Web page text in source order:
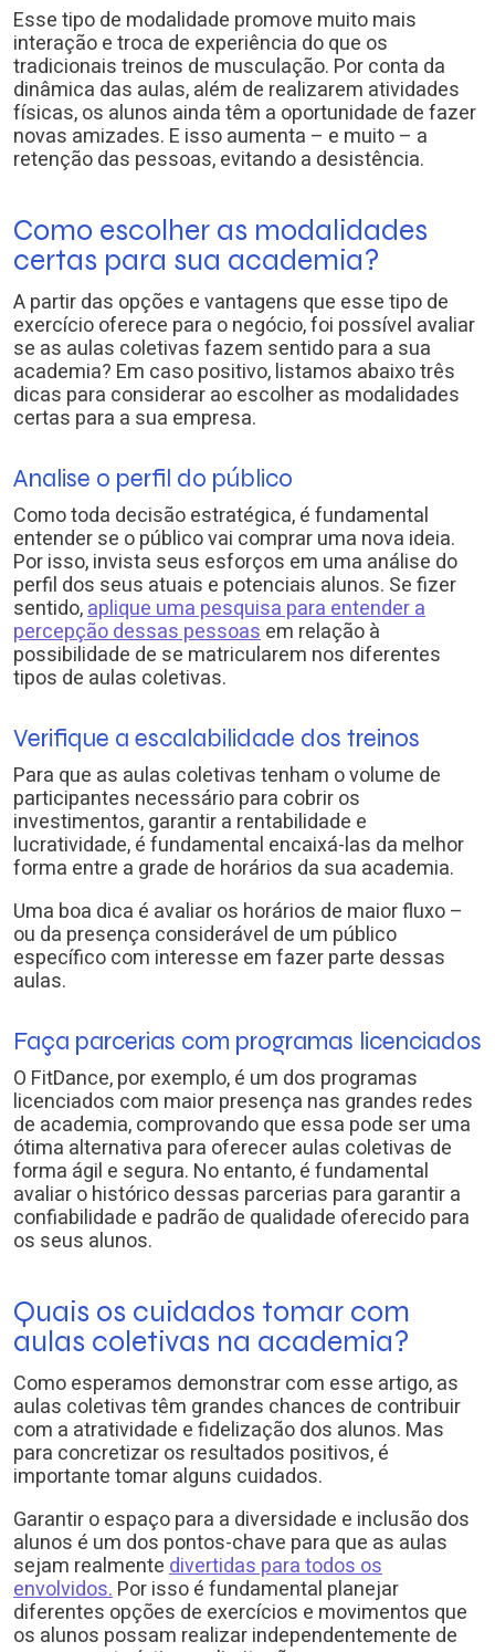
Esse tipo de modalidade promove muito mais
interação e troca de experiência do que os
tradicionais treinos de musculação. Por conta da
dinâmica das aulas, além de realizarem atividades
físicas, os alunos ainda têm a oportunidade de fazer
novas amizades. E isso aumenta – e muito – a
retenção das pessoas, evitando a desistência.
Como escolher as modalidades
certas para sua academia?
A partir das opções e vantagens que esse tipo de
exercício oferece para o negócio, foi possível avaliar
se as aulas coletivas fazem sentido para a sua
academia? Em caso positivo, listamos abaixo três
dicas para considerar ao escolher as modalidades
certas para a sua empresa.
Analise o perfil do público
Como toda decisão estratégica, é fundamental
entender se o público vai comprar uma nova ideia.
Por isso, invista seus esforços em uma análise do
perfil dos seus atuais e potenciais alunos. Se fizer
sentido,aplique uma pesquisa para entender a
percepção dessas pessoasem relação à
possibilidade de se matricularem nos diferentes
tipos de aulas coletivas.
Verifique a escalabilidade dos treinos
Para que as aulas coletivas tenham o volume de
participantes necessário para cobrir os
investimentos, garantir a rentabilidade e
lucratividade, é fundamental encaixá-las da melhor
forma entre a grade de horários da sua academia.
Uma boa dica é avaliar os horários de maior fluxo –
ou da presença considerável de um público
específico com interesse em fazer parte dessas
aulas.
Faça parcerias com programas licenciados
O FitDance, por exemplo, é um dos programas
licenciados com maior presença nas grandes redes
de academia, comprovando que essa pode ser uma
ótima alternativa para oferecer aulas coletivas de
forma ágil e segura. No entanto, é fundamental
avaliar o histórico dessas parcerias para garantir a
confiabilidade e padrão de qualidade oferecido para
os seus alunos.
Quais os cuidados tomar com
aulas coletivas na academia?
Como esperamos demonstrar com esse artigo, as
aulas coletivas têm grandes chances de contribuir
com a atratividade e fidelização dos alunos. Mas
para concretizar os resultados positivos, é
importante tomar alguns cuidados.
Garantir o espaço para a diversidade e inclusão dos
alunos é um dos pontos-chave para que as aulas
sejam realmentedivertidas para todos os
envolvidos.Por isso é fundamental planejar
diferentes opções de exercícios e movimentos que
os alunos possam realizar independentemente de